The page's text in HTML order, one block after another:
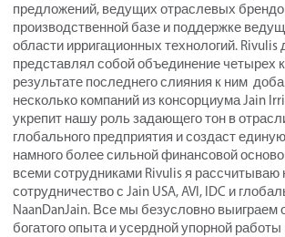
предложений, ведущих отраслевых
производственной базе и поддержке
области ирригационных технологий. Rivulis
представлял собой объединение четырех
результате последнего слияния к ним
несколько компаний из консорциума Jain
укрепит нашу роль задающего тон в
глобального предприятия и создаст
намного более сильной финансовой
всеми сотрудниками Rivulis я рассчитываю
сотрудничество с Jain USA, AVI, IDC и
NaanDanJain. Все мы безусловно выиграем
богатого опыта и усердной упорной